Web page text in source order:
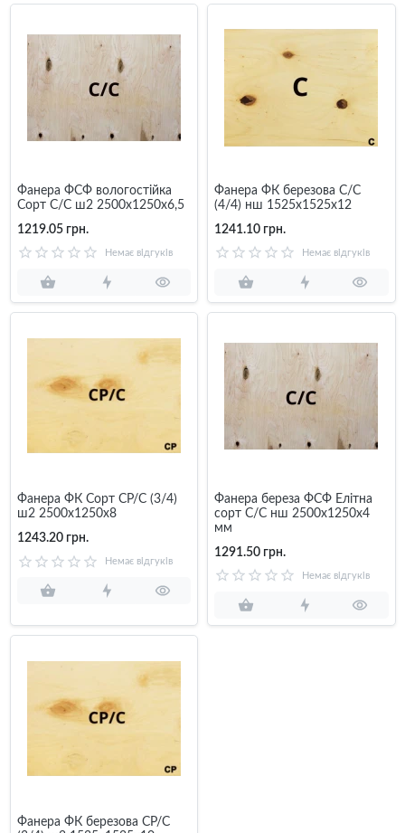
Фанера ФСФ вологостійка
Сорт С/С ш2 2500х1250х6,5
1219.05 грн.
Немає відгуків
Фанера ФК березова C/C
(4/4) нш 1525x1525x12
1241.10 грн.
Немає відгуків
Фанера ФК Сорт СР/C (3/4)
ш2 2500х1250х8
1243.20 грн.
Немає відгуків
Фанера береза ФСФ Елітна
сорт С/С нш 2500x1250x4
мм
1291.50 грн.
Немає відгуків
Фанера ФК березова CP/C